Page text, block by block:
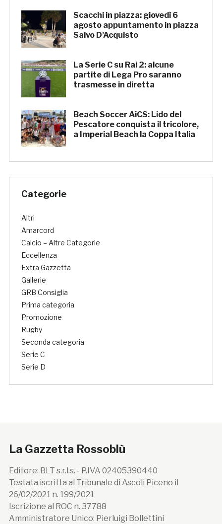
Scacchi in piazza: giovedì 6
agosto appuntamento in piazza
Salvo D’Acquisto
La Serie C su Rai 2: alcune
partite di Lega Pro saranno
trasmesse in diretta
Beach Soccer AiCS: Lido del
Pescatore conquista il tricolore,
a Imperial Beach la Coppa Italia
Categorie
Altri
Amarcord
Calcio – Altre Categorie
Eccellenza
Extra Gazzetta
Gallerie
GRB Consiglia
Prima categoria
Promozione
Rugby
Seconda categoria
Serie C
Serie D
La Gazzetta Rossoblù
Editore: BLT s.r.l.s. - P.IVA 02405390440
Testata iscritta al Tribunale di Ascoli Piceno il
26/02/2021 n. 199/2021
Iscrizione al ROC n. 37788
Amministratore Unico: Pierluigi Bollettini